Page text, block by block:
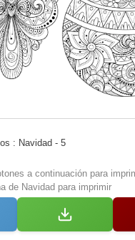
: Navidad - 5
a continuación para
de Navidad para imprimir